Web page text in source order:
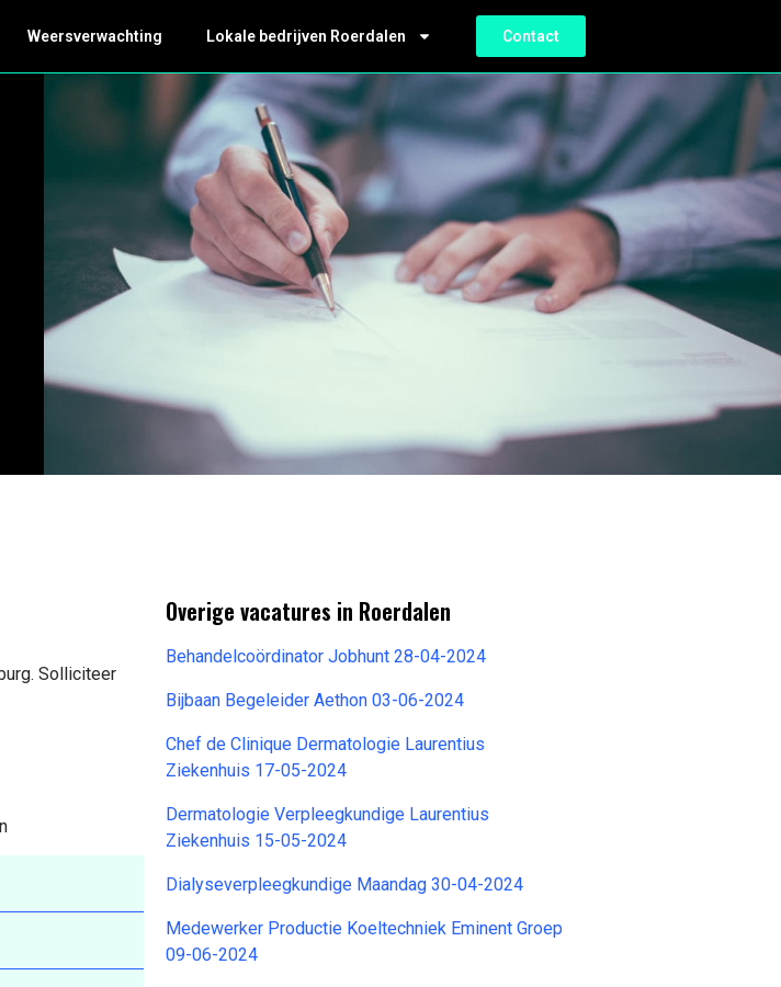
Weersverwachting Lokale bedrijven Roerdalen Contact
Solliciteer
Overige vacatures in Roerdalen
Behandelcoördinator Jobhunt 28-04-2024
Bijbaan Begeleider Aethon 03-06-2024
Chef de Clinique Dermatologie Laurentius
Ziekenhuis 17-05-2024
Dermatologie Verpleegkundige Laurentius
Ziekenhuis 15-05-2024
Dialyseverpleegkundige Maandag 30-04-2024
Medewerker Productie Koeltechniek Eminent Groep
09-06-2024